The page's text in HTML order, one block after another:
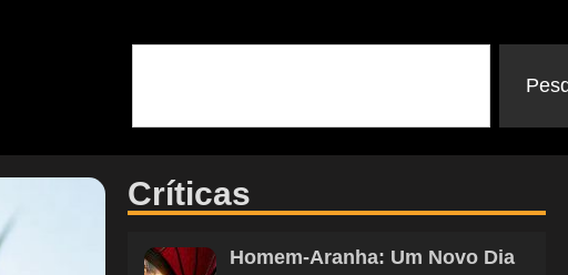
Críticas
Homem-Aranha: Um Novo Dia